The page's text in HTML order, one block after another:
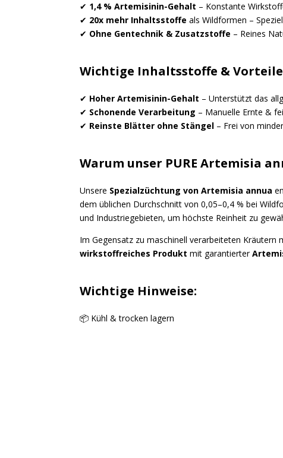
✔ 1,4 % Artemisinin-Gehalt – Konstante
✔ 20x mehr Inhaltsstoffe als Wildformen –
✔ Ohne Gentechnik & Zusatzstoffe – Reines
Wichtige Inhaltsstoffe &
✔ Hoher Artemisinin-Gehalt – Unterstützt das
✔ Schonende Verarbeitung – Manuelle Ernte &
✔ Reinste Blätter ohne Stängel – Frei von
Warum unser PURE Artemisia
Unsere Spezialzüchtung von Artemisia annua
dem üblichen Durchschnitt von 0,05–0,4 % bei
und Industriegebieten, um höchste Reinheit zu
Im Gegensatz zu maschinell verarbeiteten
wirkstoffreiches Produkt mit garantierter
Wichtige Hinweise:
📦 Kühl & trocken lagern